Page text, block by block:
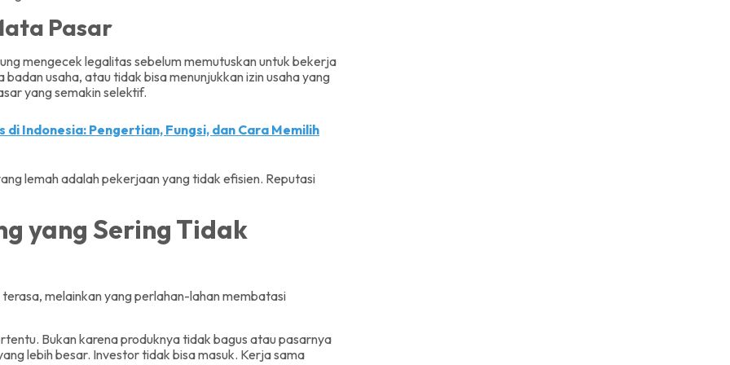
Pasar
mengecek legalitas sebelum memutuskan untuk bekerja
usaha, atau tidak bisa menunjukkan izin usaha yang
yang semakin selektif.
di Indonesia: Pengertian, Fungsi, dan Cara Memilih
lemah adalah pekerjaan yang tidak efisien. Reputasi
yang Sering Tidak
melainkan yang perlahan-lahan membatasi
Bukan karena produknya tidak bagus atau pasarnya
lebih besar. Investor tidak bisa masuk. Kerja sama